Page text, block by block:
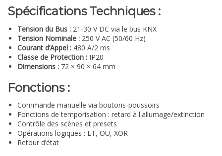
Spécifications Techniques :
Tension du Bus : 21-30 V DC via le bus KNX
Tension Nominale : 250 V AC (50/60 Hz)
Courant d’Appel : 480 A/2 ms
Classe de Protection : IP20
Dimensions : 72 × 90 × 64 mm
Fonctions :
Commande manuelle via boutons-poussoirs
Fonctions de temporisation : retard à l'allumage/extinction
Contrôle des scènes et presets
Opérations logiques : ET, OU, XOR
Retour d’état